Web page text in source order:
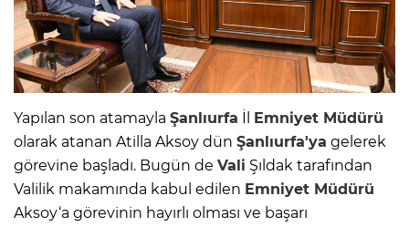
Yapılan son atamayla Şanlıurfa
Emniyet Müdürü
olarak atanan Atilla Aksoy dün Şanlıurfa'ya gelerek
görevine başladı. Bugün de Vali Şıldak tarafından
Valilik makamında kabul edilen Emniyet Müdürü
Aksoy‘a görevinin hayırlı olması ve başarı